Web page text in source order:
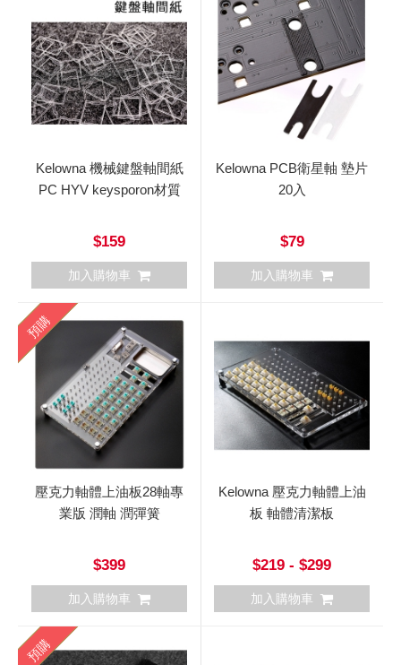
Kelowna 機械鍵盤軸間紙
PC HYV keysporon材質
$159
加入購物車
Kelowna PCB衛星軸 墊片
20入
$79
加入購物車
預購
壓克力軸體上油板28軸專
業版 潤軸 潤彈簧
$399
加入購物車
Kelowna 壓克力軸體上油
板 軸體清潔板
$219 - $299
加入購物車
預購